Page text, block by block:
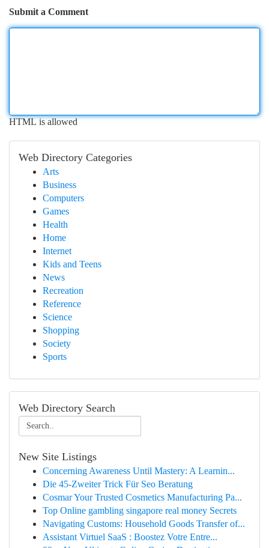
Submit a Comment
HTML is allowed
Web Directory Categories
Arts
Business
Computers
Games
Health
Home
Internet
Kids and Teens
News
Recreation
Reference
Science
Shopping
Society
Sports
Web Directory Search
New Site Listings
Concerning Awareness Until Mastery: A Learnin...
Die 45-Zweiter Trick Für Seo Beratung
Cosmar Your Trusted Cosmetics Manufacturing Pa...
Top Online gambling singapore real money Secrets
Navigating Customs: Household Goods Transfer of...
Assistant Virtuel SaaS : Boostez Votre Entre...